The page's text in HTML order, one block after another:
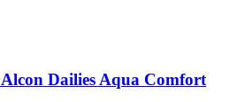
Dailies Aqua Comfort